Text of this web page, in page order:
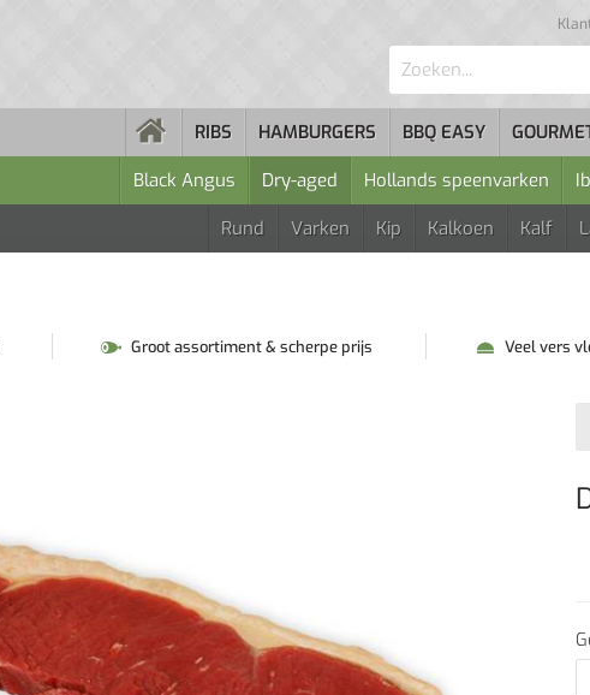
Zoeken...
RIBS HAMBURGERS BBQ EASY
Black Angus
Dry-aged Hollands speenvarken
Rund
Varken Kip Kalkoen Kalf
Groot assortiment & scherpe prijs Veel vers